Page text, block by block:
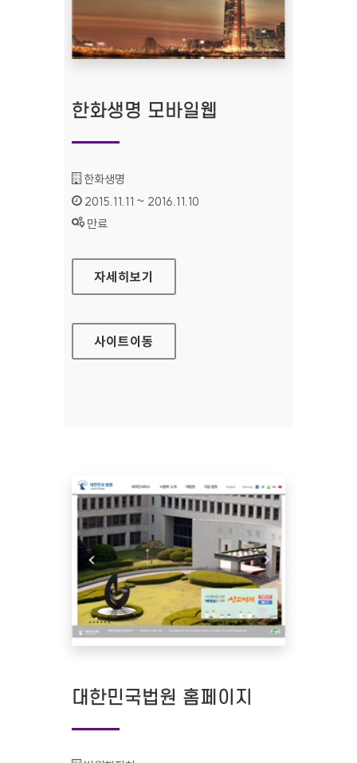
한화생명 모바일웹
기관명 :
한화생명
인증기간 :
2015.11.11 ~ 2016.11.10
상태 :
만료
한화생명 모바일웹
자세히보기
사이트이동
대한민국법원 홈페이지